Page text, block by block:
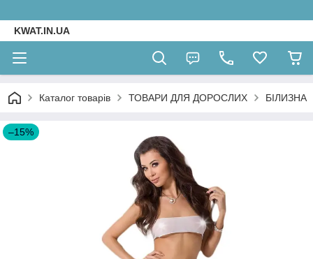
KWAT.IN.UA
Каталог товарів ТОВАРИ ДЛЯ ДОРОСЛИХ БІЛИЗНА
–15%